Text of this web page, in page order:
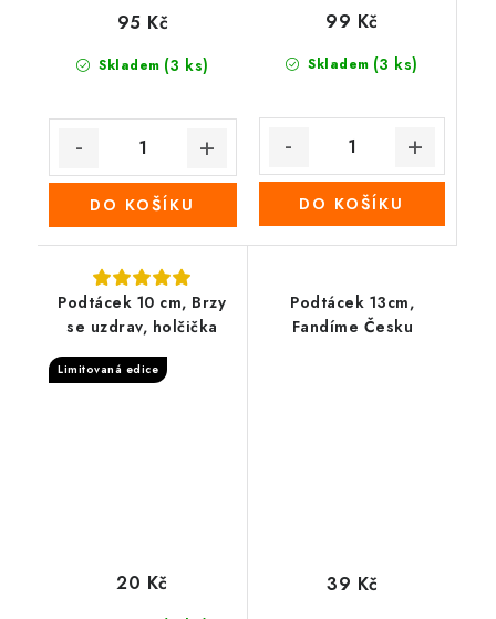
Skladem (3 ks)
95 Kč
DO KOŠÍKU
Skladem (3 ks)
99 Kč
DO KOŠÍKU
Podtácek 10 cm, Brzy
se uzdrav, holčička
Limitovaná edice
20 Kč
Podtácek 13cm,
Fandíme Česku
39 Kč